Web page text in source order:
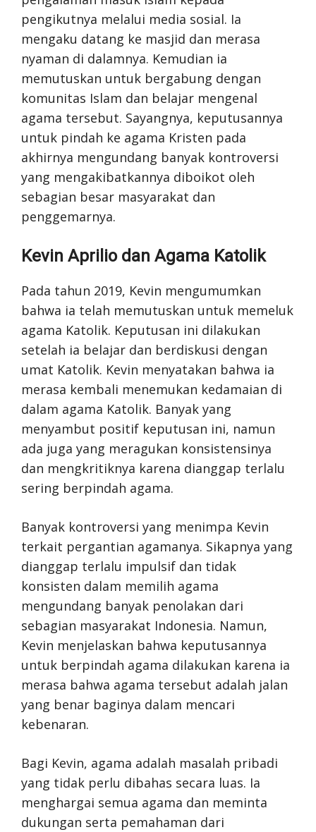
pengikutnya melalui media sosial. Ia
mengaku datang ke masjid dan merasa
nyaman di dalamnya. Kemudian ia
memutuskan untuk bergabung dengan
komunitas Islam dan belajar mengenal
agama tersebut. Sayangnya, keputusannya
untuk pindah ke agama Kristen pada
akhirnya mengundang banyak kontroversi
yang mengakibatkannya diboikot oleh
sebagian besar masyarakat dan
penggemarnya.
Kevin Aprilio dan Agama Katolik
Pada tahun 2019, Kevin mengumumkan
bahwa ia telah memutuskan untuk memeluk
agama Katolik. Keputusan ini dilakukan
setelah ia belajar dan berdiskusi dengan
umat Katolik. Kevin menyatakan bahwa ia
merasa kembali menemukan kedamaian di
dalam agama Katolik. Banyak yang
menyambut positif keputusan ini, namun
ada juga yang meragukan konsistensinya
dan mengkritiknya karena dianggap terlalu
sering berpindah agama.
Banyak kontroversi yang menimpa Kevin
terkait pergantian agamanya. Sikapnya yang
dianggap terlalu impulsif dan tidak
konsisten dalam memilih agama
mengundang banyak penolakan dari
sebagian masyarakat Indonesia. Namun,
Kevin menjelaskan bahwa keputusannya
untuk berpindah agama dilakukan karena ia
merasa bahwa agama tersebut adalah jalan
yang benar baginya dalam mencari
kebenaran.
Bagi Kevin, agama adalah masalah pribadi
yang tidak perlu dibahas secara luas. Ia
menghargai semua agama dan meminta
dukungan serta pemahaman dari